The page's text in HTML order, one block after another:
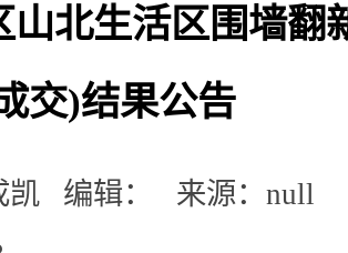
山北生活区围墙翻
交)结果公告
凯 编辑： 来源：null